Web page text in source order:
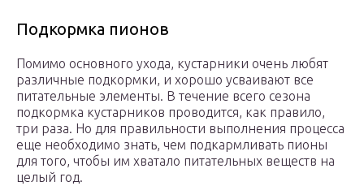
Подкормка пионов
Помимо основного ухода, кустарники очень любят
различные подкормки, и хорошо усваивают все
питательные элементы. В течение всего сезона
подкормка кустарников проводится, как правило,
три раза. Но для правильности выполнения процесса
еще необходимо знать, чем подкармливать пионы
для того, чтобы им хватало питательных веществ на
целый год.